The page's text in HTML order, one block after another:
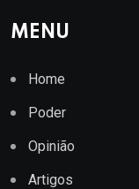
MENU
Home
Poder
Opinião
Artigos